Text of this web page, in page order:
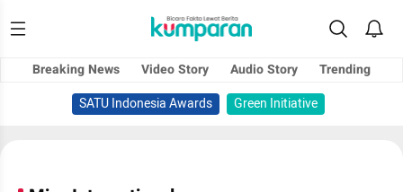
Breaking News Video Story Audio Story
Trending
SATU Indonesia Awards
Green Initiative